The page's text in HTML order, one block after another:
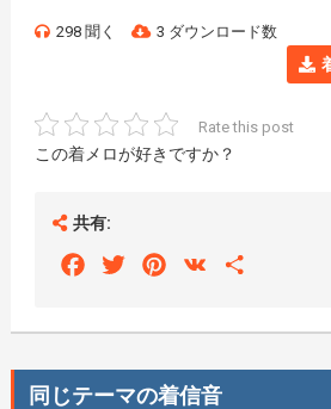
298 聞く 3 ダウンロード数
Rate this post
この着メロが好きですか？
共有:
FacebookTwitterPinterest
VK
同じテーマの着信音